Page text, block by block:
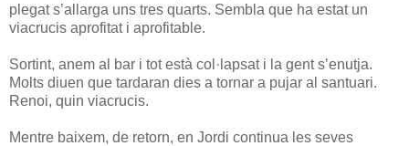
plegat s’allarga uns tres quarts. Sembla que ha estat un
viacrucis aprofitat i aprofitable.
Sortint, anem al bar i tot està col·lapsat i la gent s’enutja.
Molts diuen que tardaran dies a tornar a pujar al santuari.
Renoi, quin viacrucis.
Mentre baixem, de retorn, en Jordi continua les seves